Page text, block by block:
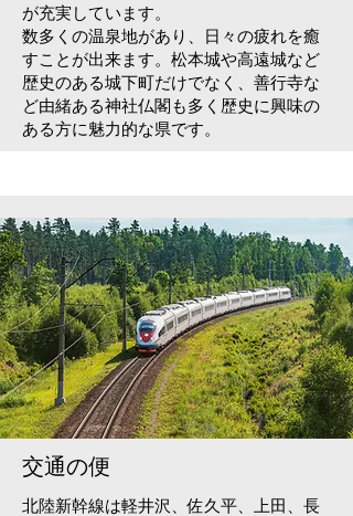
が充実しています。
数多くの温泉地があり、日々の疲れを癒
すことが出来ます。松本城や高遠城など
歴史のある城下町だけでなく、善行寺な
ど由緒ある神社仏閣も多く歴史に興味の
ある方に魅力的な県です。
交通の便
北陸新幹線は軽井沢、佐久平、上田、長